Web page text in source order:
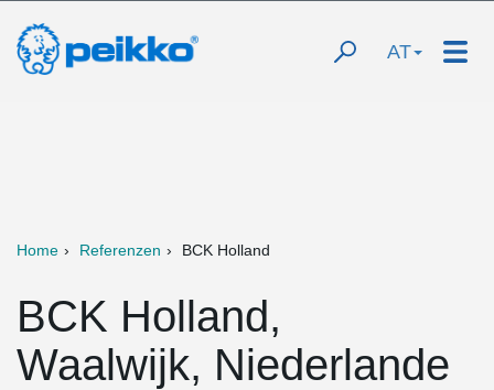
AT
Home Referenzen BCK Holland
BCK Holland,
Waalwijk, Niederlande